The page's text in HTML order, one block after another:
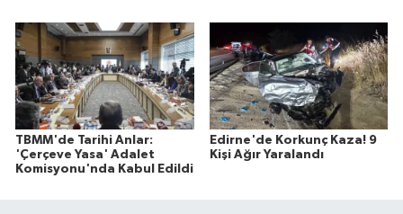
TBMM'de Tarihi Anlar:
'Çerçeve Yasa' Adalet
Komisyonu'nda Kabul Edildi
Edirne'de Korkunç Kaza! 9
Kişi Ağır Yaralandı